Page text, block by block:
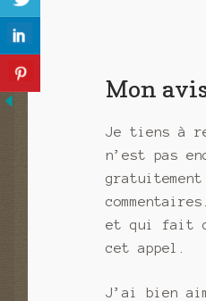
Mon
Je tiens à
n’est pas
et qui fait
cet appel.
J’ai bien